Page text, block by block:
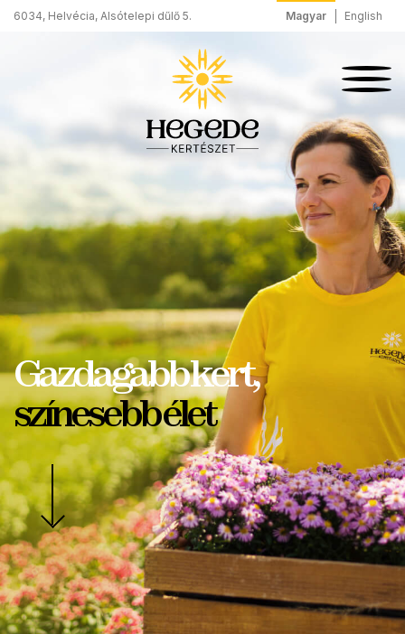
6034, Helvécia, Alsótelepi dűlő 5. Magyar English
Gazdagabb kert,
színesebb élet